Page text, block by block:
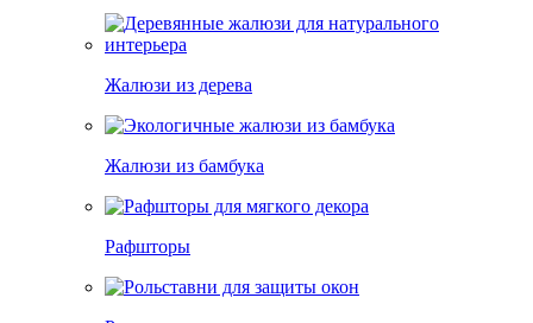
Жалюзи из дерева
Жалюзи из бамбука
Рафшторы